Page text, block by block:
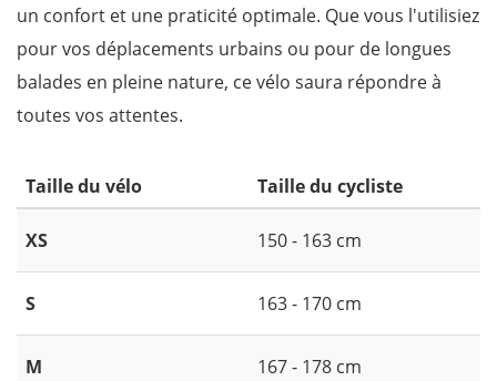
un confort et une praticité optimale. Que vous l'utilisiez
pour vos déplacements urbains ou pour de longues
balades en pleine nature, ce vélo saura répondre à
toutes vos attentes.
Taille du vélo Taille du cycliste
XS 150 - 163 cm
S 163 - 170 cm
M 167 - 178 cm